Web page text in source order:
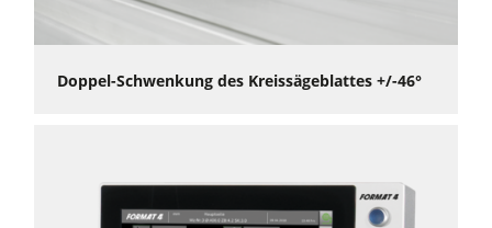
Doppel-Schwenkung des Kreissägeblattes +/-46°